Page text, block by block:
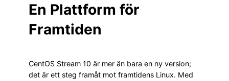
En Plattform för
Framtiden
CentOS Stream 10 är mer än bara en ny version;
det är ett steg framåt mot framtidens Linux. Med